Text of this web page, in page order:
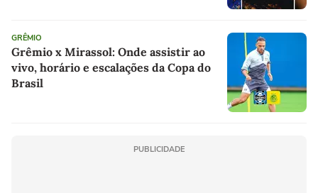
GRÊMIO
Grêmio x Mirassol: Onde assistir ao
vivo, horário e escalações da Copa do
Brasil
PUBLICIDADE